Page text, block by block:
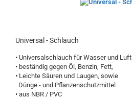
Universal - Schlauch
• Universalschlauch für Wasser und Luft
• beständig gegen Öl, Benzin, Fett,
• Leichte Säuren und Laugen, sowie
Dünge - und Pflanzenschutzmittel
• aus NBR / PVC